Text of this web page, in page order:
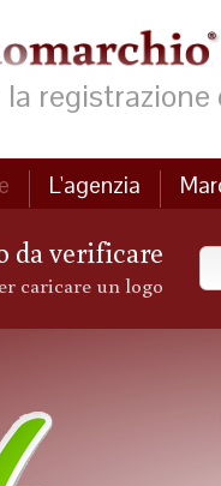
la
L'agenzia
da verificare
caricare un logo